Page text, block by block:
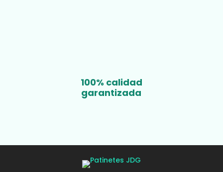
100% calidad
garantizada